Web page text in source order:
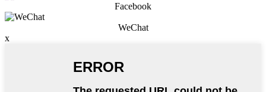
Facebook
WeChat
x